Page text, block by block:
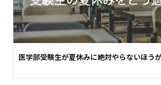
医学部受験生が夏休みに絶対やらないほう